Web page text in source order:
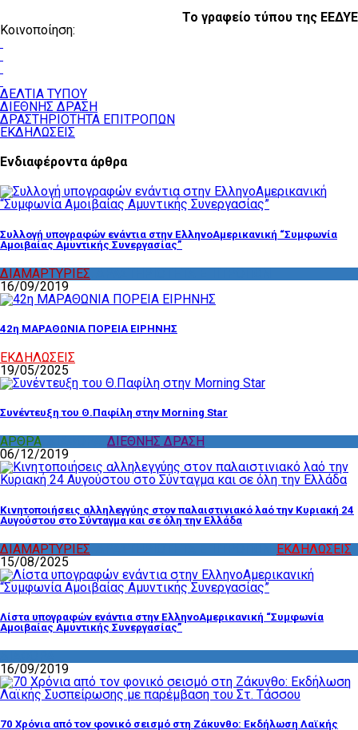
Το γραφείο τύπου της ΕΕΔΥΕ
Κοινοποίηση:
ΔΕΛΤΙΑ ΤΥΠΟΥ
ΔΙΕΘΝΗΣ ΔΡΑΣΗ
ΔΡΑΣΤΗΡΙΟΤΗΤΑ ΕΠΙΤΡΟΠΩΝ
ΕΚΔΗΛΩΣΕΙΣ
Ενδιαφέροντα άρθρα
Συλλογή υπογραφών ενάντια στην ΕλληνοΑμερικανική “Συμφωνία
Αμοιβαίας Αμυντικής Συνεργασίας”
ΔΙΑΜΑΡΤΥΡΙΕΣ
16/09/2019
42η ΜΑΡΑΘΩΝΙΑ ΠΟΡΕΙΑ ΕΙΡΗΝΗΣ
ΕΚΔΗΛΩΣΕΙΣ
19/05/2025
Συνέντευξη του Θ.Παφίλη στην Morning Star
ΑΡΘΡΑ
ΔΙΕΘΝΗΣ ΔΡΑΣΗ
06/12/2019
Κινητοποιήσεις αλληλεγγύης στον παλαιστινιακό λαό την Κυριακή 24
Αυγούστου στο Σύνταγμα και σε όλη την Ελλάδα
ΔΙΑΜΑΡΤΥΡΙΕΣ
ΕΚΔΗΛΩΣΕΙΣ
15/08/2025
Λίστα υπογραφών ενάντια στην ΕλληνοΑμερικανική “Συμφωνία
Αμοιβαίας Αμυντικής Συνεργασίας”
16/09/2019
70 Χρόνια από τον φονικό σεισμό στη Ζάκυνθο: Εκδήλωση Λαϊκής